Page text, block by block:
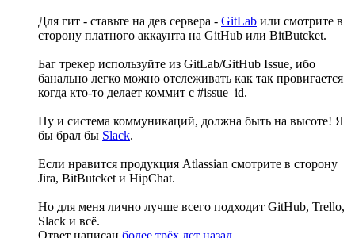
Для гит - ставьте на дев сервера - GitLab или смотрите в
сторону платного аккаунта на GitHub или BitButcket.
Баг трекер используйте из GitLab/GitHub Issue, ибо
банально легко можно отслеживать как так провигается
когда кто-то делает коммит с #issue_id.
Ну и система коммуникаций, должна быть на высоте! Я
бы брал бы Slack.
Если нравится продукция Atlassian смотрите в сторону
Jira, BitButcket и HipChat.
Но для меня лично лучше всего подходит GitHub, Trello,
Slack и всё.
Ответ написан более трёх лет назад